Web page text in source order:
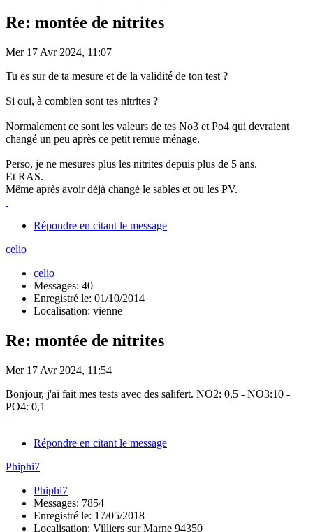
Re: montée de nitrites
Mer 17 Avr 2024, 11:07
Tu es sur de ta mesure et de la validité de ton test ?
Si oui, à combien sont tes nitrites ?
Normalement ce sont les valeurs de tes No3 et Po4 qui devraient
changé un peu après ce petit remue ménage.
Perso, je ne mesures plus les nitrites depuis plus de 5 ans.
Et RAS.
Même après avoir déjà changé le sables et ou les PV.
Répondre en citant le message
celio
celio
Messages: 40
Enregistré le: 01/10/2014
Localisation: vienne
Re: montée de nitrites
Mer 17 Avr 2024, 11:54
Bonjour, j'ai fait mes tests avec des salifert. NO2: 0,5 - NO3:10 -
PO4: 0,1
Répondre en citant le message
Phiphi7
Phiphi7
Messages: 7854
Enregistré le: 17/05/2018
Localisation: Villiers sur Marne 94350